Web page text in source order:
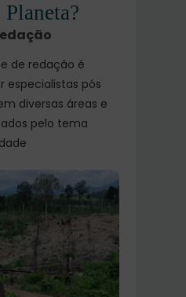
Planeta?
de redação é
especialistas pós
diversas áreas e
pelo tema